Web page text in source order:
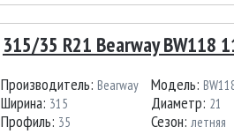
315/35 R21 Bearway BW118
Производитель: Bearway
Ширина: 315
Профиль: 35
Модель:
Диаметр: 21
Сезон: летняя